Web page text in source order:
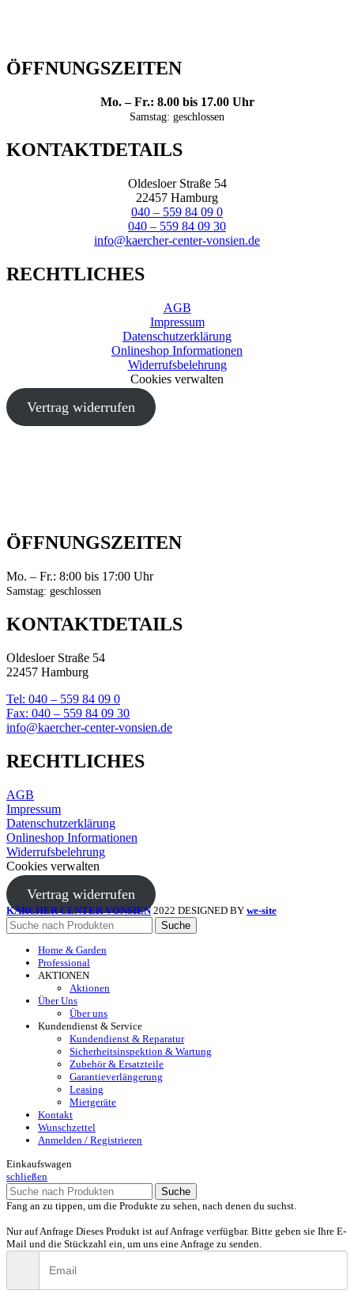
ÖFFNUNGSZEITEN
Mo. – Fr.: 8.00 bis 17.00 Uhr
Samstag: geschlossen
KONTAKTDETAILS
Oldesloer Straße 54
22457 Hamburg
040 – 559 84 09 0
040 – 559 84 09 30
info@kaercher-center-vonsien.de
RECHTLICHES
AGB
Impressum
Datenschutzerklärung
Onlineshop Informationen
Widerrufsbelehrung
Cookies verwalten
Vertrag widerrufen
ÖFFNUNGSZEITEN
Mo. – Fr.: 8:00 bis 17:00 Uhr
Samstag: geschlossen
KONTAKTDETAILS
Oldesloer Straße 54
22457 Hamburg
Tel: 040 – 559 84 09 0
Fax: 040 – 559 84 09 30
info@kaercher-center-vonsien.de
RECHTLICHES
AGB
Impressum
Datenschutzerklärung
Onlineshop Informationen
Widerrufsbelehrung
Cookies verwalten
Vertrag widerrufen
KÄRCHER CENTER VONSIEN 2022 DESIGNED BY we-site
Suche
Home & Garden
Professional
AKTIONEN
Aktionen
Über Uns
Über uns
Kundendienst & Service
Kundendienst & Reparatur
Sicherheitsinspektion & Wartung
Zubehör & Ersatzteile
Garantieverlängerung
Leasing
Mietgeräte
Kontakt
Wunschzettel
Anmelden / Registrieren
Einkaufswagen
schließen
Suche
Fang an zu tippen, um die Produkte zu sehen, nach denen du suchst.
Nur auf Anfrage Dieses Produkt ist auf Anfrage verfügbar. Bitte geben sie Ihre E-
Mail und die Stückzahl ein, um uns eine Anfrage zu senden.